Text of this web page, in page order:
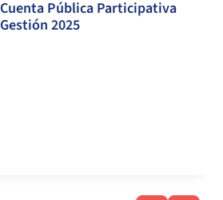
Cuenta Pública Participativa
Gestión 2025